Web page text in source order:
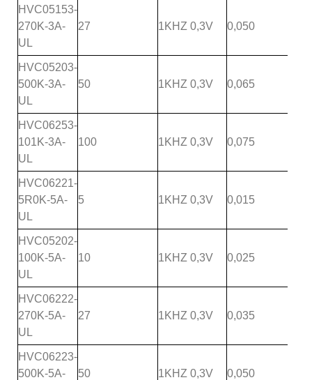
HVC05153-
270K-3A-
UL
27 1KHZ 0,3V 0,050
HVC05203-
500K-3A-
UL
50 1KHZ 0,3V 0,065
HVC06253-
101K-3A-
UL
100 1KHZ 0,3V 0,075
HVC06221-
5R0K-5A-
UL
5 1KHZ 0,3V 0,015
HVC05202-
100K-5A-
UL
10 1KHZ 0,3V 0,025
HVC06222-
270K-5A-
UL
27 1KHZ 0,3V 0,035
HVC06223-
500K-5A-
50 1KHZ 0,3V 0,050